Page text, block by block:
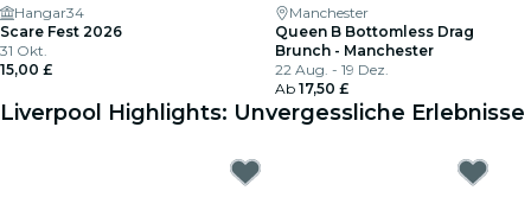
Hangar34
Scare Fest 2026
31 Okt.
15,00 £
Manchester
Queen B Bottomless Drag
Brunch - Manchester
22 Aug. - 19 Dez.
Ab 17,50 £
Liverpool Highlights: Unvergessliche Erlebnisse